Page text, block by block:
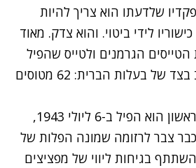
שלדעתו הוא צריך להיות
לידי ביטוי. והוא צדק. מאוד
הטייסים הגרמנים ולטייס שהפיל
הכי הרבה מטוסי אויב בצד של בעלות הברית: 62 מטוסים
את המטוס הגרמני הראשון הוא הפיל ב-6 ליולי 1943,
צבר לרזומה שמונה הפלות של
בגיחות ליווי של מפציצים